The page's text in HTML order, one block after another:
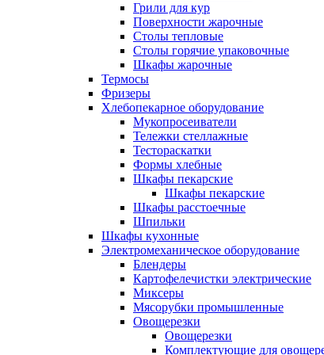
Грили для кур
Поверхности жарочные
Столы тепловые
Столы горячие упаковочные
Шкафы жарочные
Термосы
Фризеры
Хлебопекарное оборудование
Мукопросеиватели
Тележки стеллажные
Тестораскатки
Формы хлебные
Шкафы пекарские
Шкафы пекарские
Шкафы расстоечные
Шпильки
Шкафы кухонные
Электромеханическое оборудование
Блендеры
Картофелечистки электрические
Миксеры
Мясорубки промышленные
Овощерезки
Овощерезки
Комплектующие для